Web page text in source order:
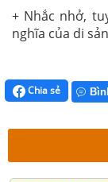
+ Nhắc nhở,
nghĩa của di
Chia sẻ